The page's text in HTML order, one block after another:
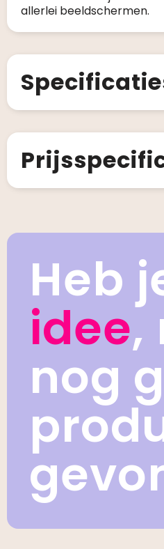
allerlei beeldschermen.
Heb
idee,
nog